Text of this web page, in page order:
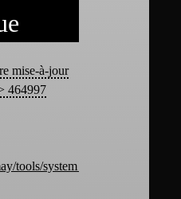
mise-à-jour
464997
tools/system_change/